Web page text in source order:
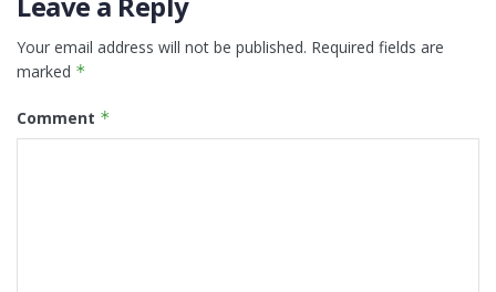
Your email address will not be published. Required fields are
marked *
Comment *